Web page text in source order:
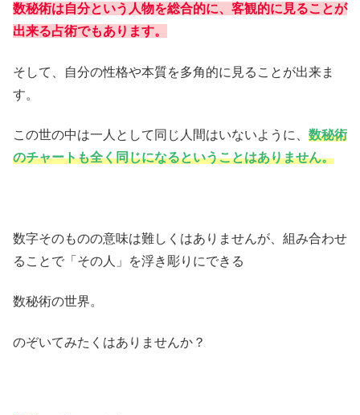
数秘術は自分という人物を総合的に、客観的に見ることが
出来る占術でもあります。
そして、自分の性格や本質を多角的に見ることが出来ま
す。
この世の中は一人として同じ人間はいないように、 数秘術
のチャートも全く同じになるということはありません。
数字そのものの意味は難しくはありませんが、組み合わせ
ることで「その人」を浮き彫りにできる
数秘術の世界。
のぞいてみたくはありませんか？